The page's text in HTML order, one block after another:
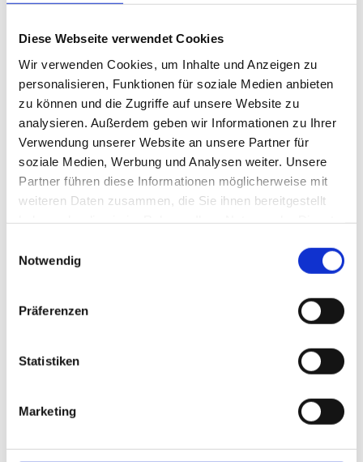
Diese Webseite verwendet Cookies
Wir verwenden Cookies, um Inhalte und Anzeigen zu
personalisieren, Funktionen für soziale Medien anbieten
zu können und die Zugriffe auf unsere Website zu
analysieren. Außerdem geben wir Informationen zu Ihrer
Verwendung unserer Website an unsere Partner für
soziale Medien, Werbung und Analysen weiter. Unsere
Partner führen diese Informationen möglicherweise mit
weiteren Daten zusammen, die Sie ihnen bereitgestellt
Notwendig
Präferenzen
Statistiken
Marketing
Stammkundschaft schließen lässt, seine übersichtliche
optimale Beleuchtung und durch sinnvolle Zweitplatzierungen.
Preisverleihung „Deutschlands bestes Presseregal“ im Berliner
Bärensiegel, Berlin (Foto: Christian Kruppa)
solch breites Presseangebot in einer nur 5.000 Einwohner
betreiben kann, und das obwohl es einen großen, modernen
Markt mit Presseangebot in unmittelbarer Nähe gibt.
Mit ihrem Presseregal hat Familie Eidenmüller einen wirklichen